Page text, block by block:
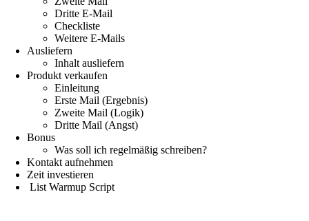
Dritte E-Mail
Checkliste
Weitere E-Mails
Ausliefern
Inhalt ausliefern
Produkt verkaufen
Einleitung
Erste Mail (Ergebnis)
Zweite Mail (Logik)
Dritte Mail (Angst)
Bonus
Was soll ich regelmäßig schreiben?
Kontakt aufnehmen
Zeit investieren
List Warmup Script